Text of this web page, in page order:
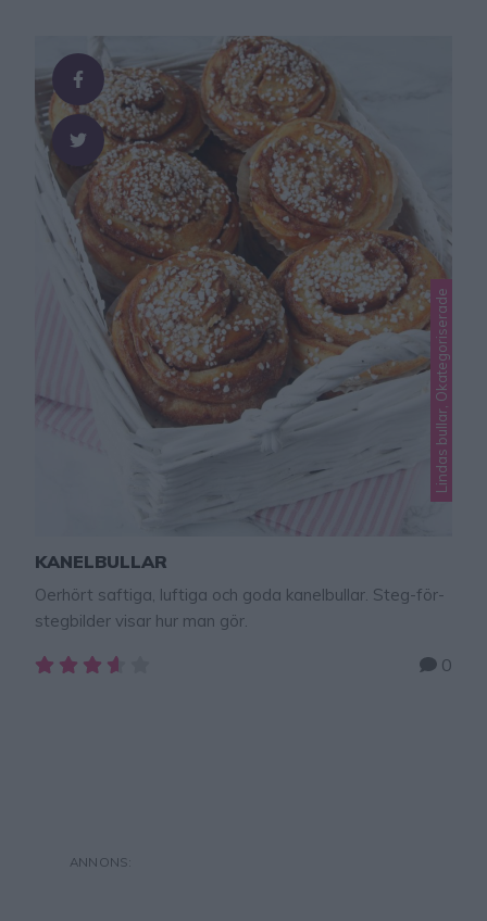
Lindas bullar, Okategoriserade
KANELBULLAR
Oerhört saftiga, luftiga och goda kanelbullar. Steg-för-
stegbilder visar hur man gör.
0